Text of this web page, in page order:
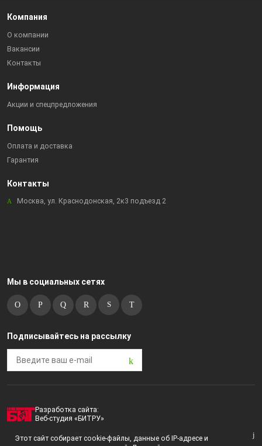
Компания
О компании
Вакансии
Контакты
Информация
Акции и спецпредложения
Помощь
Оплата и доставка
Гарантия
Контакты
Москва, ул. Краснодонская, 2к3 подъезд 2
Мы в социальных сетях
Подписывайтесь на рассылку
Разработка сайта:
Веб-студия «БИТРУ»
2023 © i-market |
Пользовательское соглашение
Этот сайт собирает cookie-файлы, данные об IP-адресе и